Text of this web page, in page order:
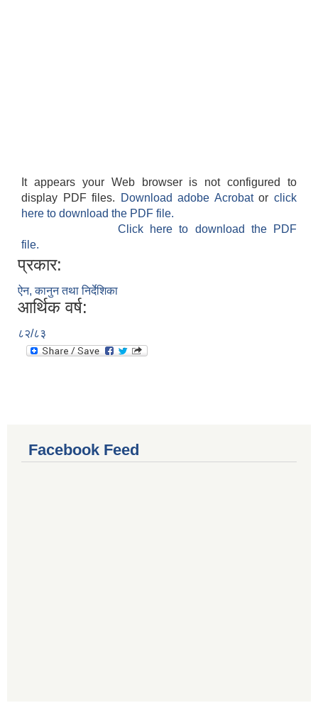
It appears your Web browser is not configured to
display PDF files.
Download adobe Acrobatorclick
here to download the PDF file.
Click here to download the PDF
file.
प्रकार:
ऐन, कानुन तथा निर्देशिका
आर्थिक वर्ष:
८२/८३
Facebook Feed